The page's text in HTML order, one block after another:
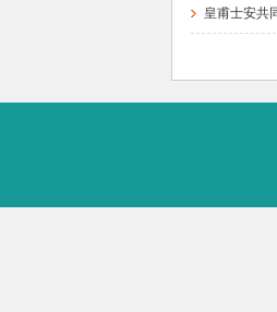
皇甫士安共